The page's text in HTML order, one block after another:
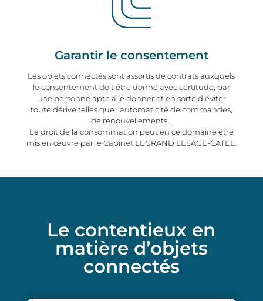
Garantir le consentement
Les objets connectés sont assortis de contrats auxquels
le consentement doit être donné avec certitude, par
une personne apte à le donner et en sorte d’éviter
toute dérive telles que l’automaticité de commandes,
de renouvellements…
Le droit de la consommation peut en ce domaine être
mis en œuvre par le Cabinet LEGRAND LESAGE-CATEL.
Le contentieux en
matière d’objets
connectés